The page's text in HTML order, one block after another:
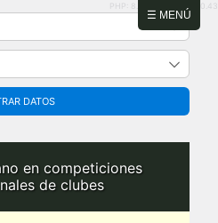
☰ MENÚ
PHP: 8.2.31 | MySQL: 8.0.43
DATOS
en competiciones
de clubes